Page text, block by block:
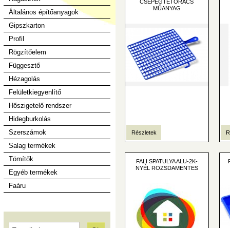
Általános építőanyagok
Gipszkarton
Profil
Rögzítőelem
Függesztő
Hézagolás
Felületkiegyenlítő
Hőszigetelő rendszer
Hidegburkolás
Szerszámok
Salag termékek
Tömítők
Egyéb termékek
Faáru
CSEPEGTETŐRÁCS
MŰANYAG
Részletek
FALI SPATULYA ALU-2K-
NYÉL ROZSDAMENTES